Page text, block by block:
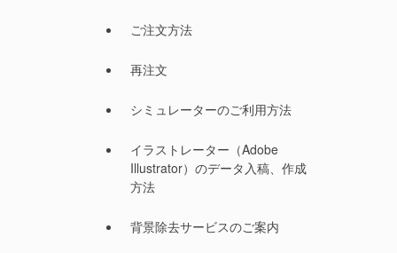
ご注文方法
再注文
シミュレーターのご利用方法
イラストレーター（Adobe
Illustrator）のデータ入稿、作成
方法
背景除去サービスのご案内